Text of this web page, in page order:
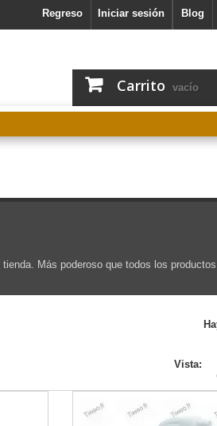
Blog
Iniciar sesión
Regreso
Carrito vacío
Más poderoso que todos los
Vista: